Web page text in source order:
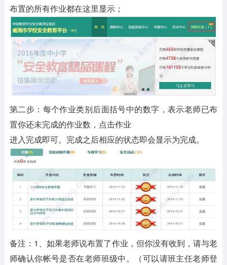
布置的所有作业都在这里显示；
第二步：每个作业类别后面括号中的数字，表示老师已布
置你还未完成的作业数，点击作业
进入完成即可。完成之后相应的状态即会显示为完成。
备注：1、如果老师说布置了作业，但你没有收到，请与老
师确认你帐号是否在老师班级中。（可以请班主任老师登